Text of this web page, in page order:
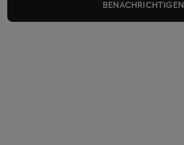
BENACHRICHTIGEN